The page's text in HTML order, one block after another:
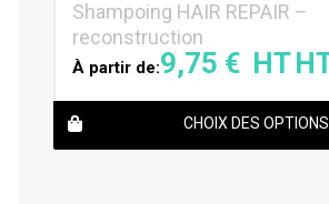
Shampoing HAIR REPAIR –
reconstruction
À partir de:9,75 €
CHOIX DES OPTIONS